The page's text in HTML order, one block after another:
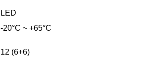
LED
-20°С ~ +65°С
12 (6+6)